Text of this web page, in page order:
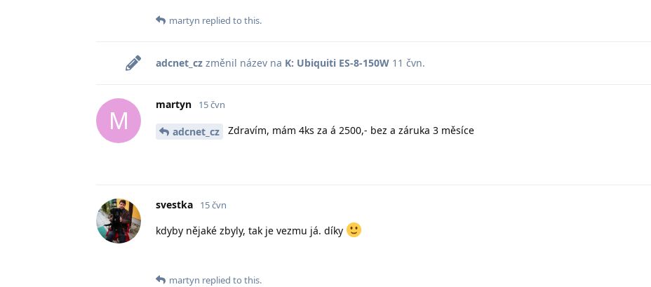
martyn replied to this.
adcnet_cz změnil název na K: Ubiquiti ES-8-150W 11 čvn.
M
martyn 15 čvn
adcnet_cz Zdravím, mám 4ks za á 2500,- bez a záruka 3 měsíce
svestka 15 čvn
kdyby nějaké zbyly, tak je vezmu já. díky
martyn replied to this.